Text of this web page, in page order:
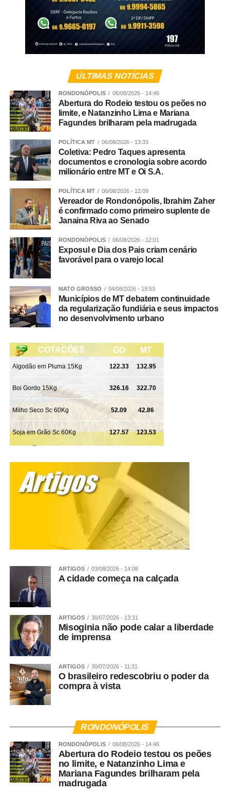
ÚLTIMAS NOTÍCIAS
RONDONÓPOLIS 06/08/2026 - 14:46
Abertura do Rodeio testou os peões no
limite, e Natanzinho Lima e Mariana
Fagundes brilharam pela madrugada
POLÍTICA MT 06/08/2026 - 13:33
Coletiva: Pedro Taques apresenta
documentos e cronologia sobre acordo
milionário entre MT e Oi S.A.
POLÍTICA MT 06/08/2026 - 12:09
Vereador de Rondonópolis, Ibrahim Zaher
é confirmado como primeiro suplente de
Janaina Riva ao Senado
RONDONÓPOLIS 06/08/2026 - 12:01
Exposul e Dia dos Pais criam cenário
favorável para o varejo local
MATO GROSSO 04/08/2026 - 19:53
Municípios de MT debatem continuidade
da regularização fundiária e seus impactos
no desenvolvimento urbano
ARTIGOS 03/08/2026 - 14:08
A cidade começa na calçada
ARTIGOS 30/07/2026 - 13:31
Misoginia não pode calar a liberdade
de imprensa
ARTIGOS 30/07/2026 - 11:31
O brasileiro redescobriu o poder da
compra à vista
RONDONÓPOLIS
RONDONÓPOLIS 06/08/2026 - 14:46
Abertura do Rodeio testou os peões
no limite, e Natanzinho Lima e
Mariana Fagundes brilharam pela
madrugada